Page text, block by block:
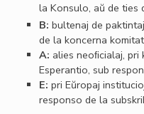
la Konsulo, aŭ de ties
B: bultenaj de
de la koncerna
A: alies neoﬁcialaj,
Esperantio, sub
E: pri Eŭropaj
responso de la